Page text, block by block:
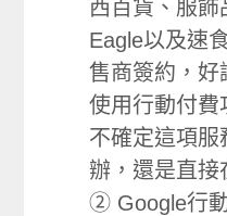
西百貨、服飾
Eagle以及速
售商簽約，好
使用行動付費
不確定這項服
辦，還是直接
② Google行